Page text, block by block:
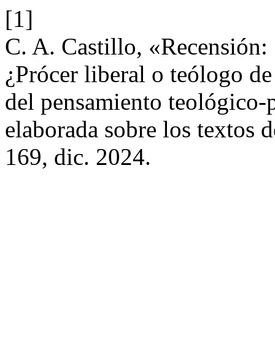
[1]
C. A. Castillo,
¿Prócer liberal o teólogo
del pensamiento
elaborada sobre los textos
169, dic. 2024.